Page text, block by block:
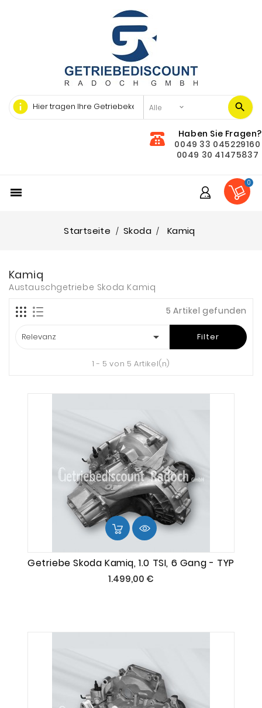
info
Haben Sie Fragen?
0049 33 045229160
0049 30 41475837

0
Startseite Skoda Kamiq
Kamiq
Austauschgetriebe Skoda Kamiq
5 Artikel gefunden
Relevanz  Filter
1 - 5 von 5 Artikel(n)
Getriebe Skoda Kamiq, 1.0 TSI, 6 Gang - TYP
1.499,00 €